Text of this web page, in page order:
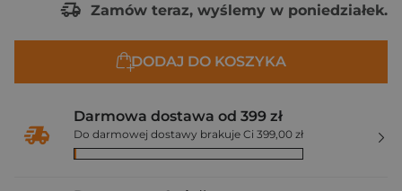
Zamów teraz, wyślemy w poniedziałek.
DODAJ DO KOSZYKA
Darmowa dostawa od 399 zł
Do darmowej dostawy brakuje Ci 399,00 zł